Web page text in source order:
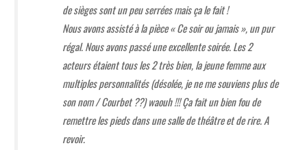
de sièges sont un peu serrées mais ça le fait !
Nous avons assisté à la pièce « Ce soir ou jamais », un pur
régal. Nous avons passé une excellente soirée. Les 2
acteurs étaient tous les 2 très bien, la jeune femme aux
multiples personnalités (désolée, je ne me souviens plus de
son nom / Courbet ??) waouh !!! Ça fait un bien fou de
remettre les pieds dans une salle de théâtre et de rire. A
revoir.